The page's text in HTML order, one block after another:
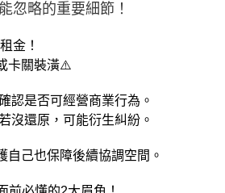
忽略的重要細節！
金！
卡關裝潢⚠️
認是否可經營商業行為。
沒還原，可能衍生糾紛。
自己也保障後續協調空間。